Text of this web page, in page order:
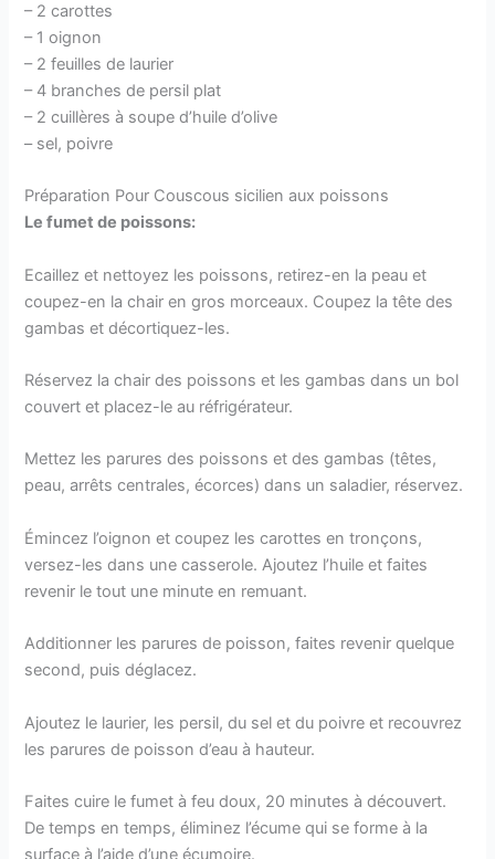
– 2 carottes
– 1 oignon
– 2 feuilles de laurier
– 4 branches de persil plat
– 2 cuillères à soupe d’huile d’olive
– sel, poivre
Préparation Pour Couscous sicilien aux poissons
Le fumet de poissons:
Ecaillez et nettoyez les poissons, retirez-en la peau et
coupez-en la chair en gros morceaux. Coupez la tête des
gambas et décortiquez-les.
Réservez la chair des poissons et les gambas dans un bol
couvert et placez-le au réfrigérateur.
Mettez les parures des poissons et des gambas (têtes,
peau, arrêts centrales, écorces) dans un saladier, réservez.
Émincez l’oignon et coupez les carottes en tronçons,
versez-les dans une casserole. Ajoutez l’huile et faites
revenir le tout une minute en remuant.
Additionner les parures de poisson, faites revenir quelque
second, puis déglacez.
Ajoutez le laurier, les persil, du sel et du poivre et recouvrez
les parures de poisson d’eau à hauteur.
Faites cuire le fumet à feu doux, 20 minutes à découvert.
De temps en temps, éliminez l’écume qui se forme à la
surface à l’aide d’une écumoire.